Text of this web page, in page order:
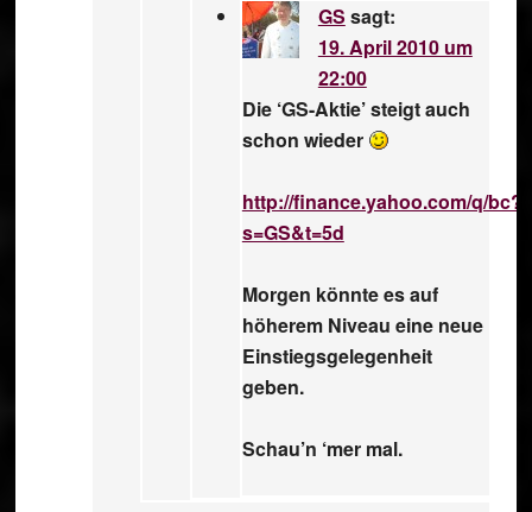
GS sagt:
19. April 2010 um
22:00
Die ‘GS-Aktie’ steigt auch
schon wieder
http://finance.yahoo.com/q/bc?
s=GS&t=5d
Morgen könnte es auf
höherem Niveau eine neue
Einstiegsgelegenheit
geben.
Schau’n ‘mer mal.